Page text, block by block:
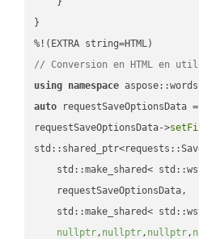
}
// Conversion en HTML en
using namespace
auto
requestSaveOptionsData->
std::make_shared<
    requestSaveOptionsData,
std::make_shared<
nullptr, nullptr, nullptr,